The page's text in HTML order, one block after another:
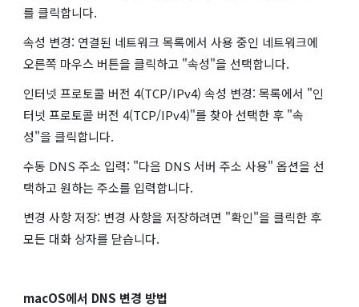
를 클릭합니다.
속성 변경: 연결된 네트워크 목록에서 사용 중인 네트워크에
오른쪽 마우스 버튼을 클릭하고 "속성"을 선택합니다.
인터넷 프로토콜 버전 4(TCP/IPv4) 속성 변경: 목록에서 "인
터넷 프로토콜 버전 4(TCP/IPv4)"를 찾아 선택한 후 "속
성"을 클릭합니다.
수동 DNS 주소 입력: "다음 DNS 서버 주소 사용" 옵션을 선
택하고 원하는 주소를 입력합니다.
변경 사항 저장: 변경 사항을 저장하려면 "확인"을 클릭한 후
모든 대화 상자를 닫습니다.
macOS에서 DNS 변경 방법